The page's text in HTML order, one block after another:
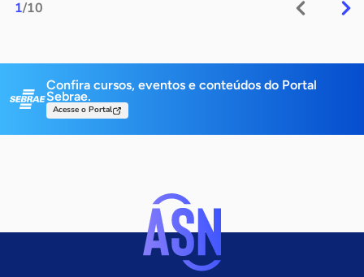
1/10
Confira cursos, eventos e conteúdos do Portal
Sebrae.
Acesse o Portal